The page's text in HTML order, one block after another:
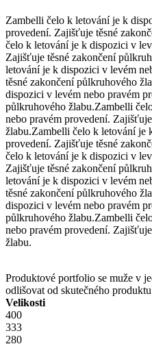
Zambelli čelo k letování je k
provedení. Zajišťuje těsné
čelo k letování je k dispozici v
Zajišťuje těsné zakončení
letování je k dispozici v levém
těsné zakončení půlkruhového
dispozici v levém nebo pravém
půlkruhového žlabu.Zambelli
nebo pravém provedení.
žlabu.Zambelli čelo k letování je
provedení. Zajišťuje těsné
čelo k letování je k dispozici v
Zajišťuje těsné zakončení
letování je k dispozici v levém
těsné zakončení půlkruhového
dispozici v levém nebo pravém
půlkruhového žlabu.Zambelli
nebo pravém provedení.
žlabu.
Produktové portfolio se muže v
odlišovat od skutečného
Velikosti
400
333
280